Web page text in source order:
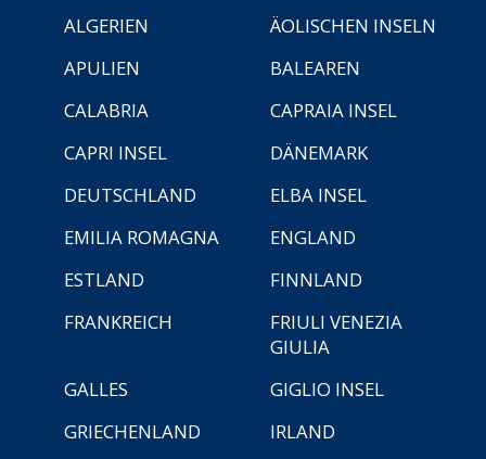
ALGERIEN
ÄOLISCHEN INSELN
APULIEN
BALEAREN
CALABRIA
CAPRAIA INSEL
CAPRI INSEL
DÄNEMARK
DEUTSCHLAND
ELBA INSEL
EMILIA ROMAGNA
ENGLAND
ESTLAND
FINNLAND
FRANKREICH
FRIULI VENEZIA
GIULIA
GALLES
GIGLIO INSEL
GRIECHENLAND
IRLAND